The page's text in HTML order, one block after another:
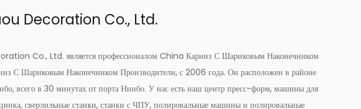
Decoration Co., Ltd.
Co., Ltd. является профессионалом China Карниз С Шариковым Наконечником
С Шариковым Наконечником Производители, с 2006 года. Он расположен в районе
всего в 30 минутах от порта Нинбо. У нас есть наш центр пресс-форм, машины для
сверлильные станки, станки с ЧПУ, полировальные машины и полировальные